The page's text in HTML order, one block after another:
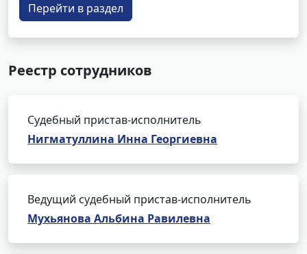
Перейти в раздел
Реестр сотрудников
Судебный пристав-исполнитель
Нигматуллина Инна Георгиевна
Ведущий судебный пристав-исполнитель
Мухьянова Альбина Равилевна